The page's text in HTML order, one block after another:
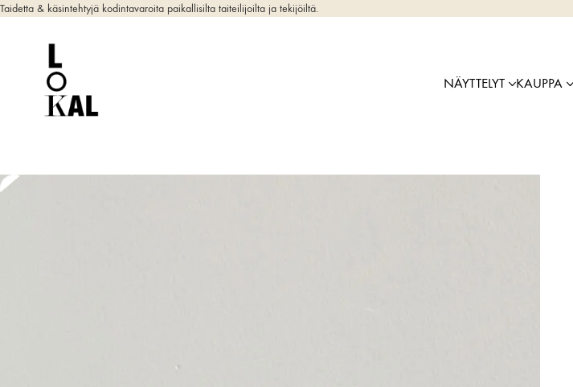
Taidetta & käsintehtyjä kodintavaroita paikallisilta taiteilijoilta ja tekijöiltä.
NÄYTTELYT KAUPPA